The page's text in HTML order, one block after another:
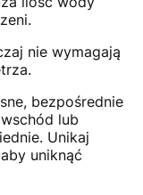
nie wymagają
bezpośrednie
lub
Unikaj
uniknąć